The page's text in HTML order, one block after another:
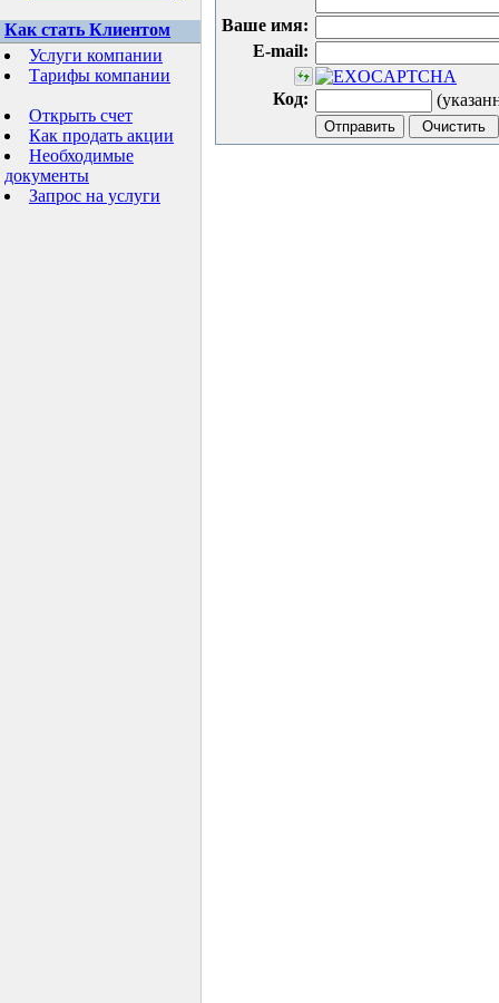
Как стать Клиентом
Услуги компании
Тарифы компании
Открыть счет
Как продать акции
Необходимые
документы
Запрос на услуги
Ваше имя:
E-mail:
Код: